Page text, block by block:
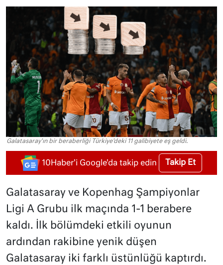
Galatasaray'ın bir beraberliği Türkiye'deki 11 galibiyete eş geldi.
10Haber'i Google'da takip edin Takip Et
Galatasaray ve Kopenhag Şampiyonlar
Ligi A Grubu ilk maçında 1-1 berabere
kaldı. İlk bölümdeki etkili oyunun
ardından rakibine yenik düşen
Galatasaray iki farklı üstünlüğü kaptırdı.